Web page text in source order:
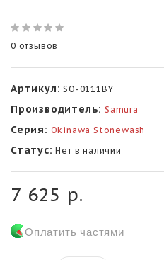
0 отзывов
Артикул: SO-0111BY
Производитель: Samura
Серия: Okinawa Stonewash
Статус: Нет в наличии
7 625 р.
Оплатить частями